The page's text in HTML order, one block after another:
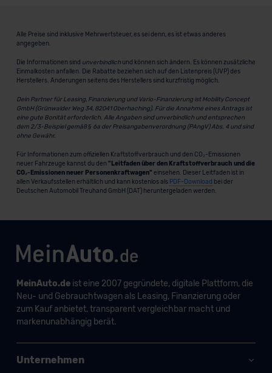
Alle Preise sind inklusive Mehrwertsteuer, es sei denn, es ist etwas anderes
angegeben.
Die Informationen sind unverbindlichund können sich ändern. Es können zusätzliche
Einmalkosten anfallen. Die Rabatte beziehen sich auf den Listenpreis (UVP) des
Herstellers. Änderungen seitens des Herstellers sind kurzfristig möglich.
Dein Partner für Leasing, Finanzierung und Vario-Finanzierung ist Mobility Concept
GmbH (Grünwalder Weg 34, 82041 Oberhaching). Für die Annahme eines Antrags ist
eine gute Bonität erforderlich. Alle Angaben sind unverbindlich und entsprechen
dem 2/3-Beispiel gemäß § 6a der Preisangabenverordnung (PAngV) Abs. 4 und sind
ohne Gewähr.
Für Informationen zum offiziellen Kraftstoffverbrauch und den CO₂-Emissionen
neuer Fahrzeuge kannst du den "Leitfaden über den Kraftstoffverbrauch und die
CO₂-Emissionen neuer Personenkraftwagen" einsehen. Dieser Leitfaden ist in
allen Verkaufsstellen erhältlich und kann kostenlos als PDF-Download bei der
Deutschen Automobil Treuhand GmbH (DAT) heruntergeladen werden.
MeinAuto.deist eine 2007 gegründete, digitale Plattform, die
Neu- und Gebrauchtwagen als Leasing, Finanzierung oder
zum Kauf anbietet, transparent vergleichbar macht und
markenunabhängig berät.
Unternehmen